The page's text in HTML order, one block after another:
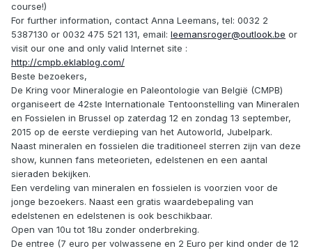
course!)
For further information, contact Anna Leemans, tel: 0032 2
5387130 or 0032 475 521 131, email: leemansroger@outlook.be or
visit our one and only valid Internet site :
http://cmpb.eklablog.com/
Beste bezoekers,
De Kring voor Mineralogie en Paleontologie van België (CMPB)
organiseert de 42ste Internationale Tentoonstelling van Mineralen
en Fossielen in Brussel op zaterdag 12 en zondag 13 september,
2015 op de eerste verdieping van het Autoworld, Jubelpark.
Naast mineralen en fossielen die traditioneel sterren zijn van deze
show, kunnen fans meteorieten, edelstenen en een aantal
sieraden bekijken.
Een verdeling van mineralen en fossielen is voorzien voor de
jonge bezoekers. Naast een gratis waardebepaling van
edelstenen en edelstenen is ook beschikbaar.
Open van 10u tot 18u zonder onderbreking.
De entree (7 euro per volwassene en 2 Euro per kind onder de 12